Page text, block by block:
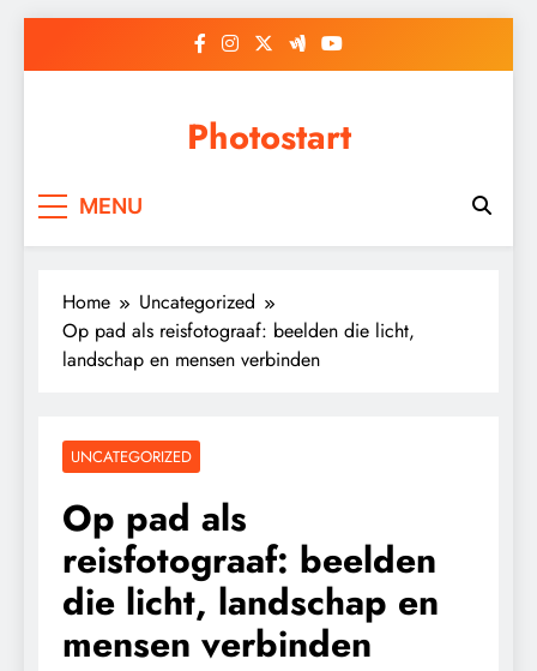
Photostart
MENU
Home
Uncategorized
Op pad als reisfotograaf: beelden die licht,
landschap en mensen verbinden
UNCATEGORIZED
Op pad als
reisfotograaf: beelden
die licht, landschap en
mensen verbinden